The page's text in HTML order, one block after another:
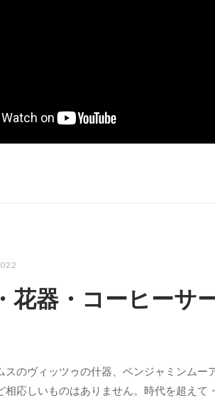
花器・コーヒーサ
スのヴィッツゥの什器、ベンジャミンムー
相応しいものはありません。時代を超えて